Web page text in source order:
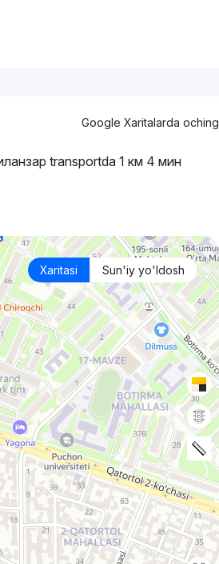
Google Xaritalarda oching
transportda 1 км 4 мин
Xaritasi Sun'iy yo'ldosh